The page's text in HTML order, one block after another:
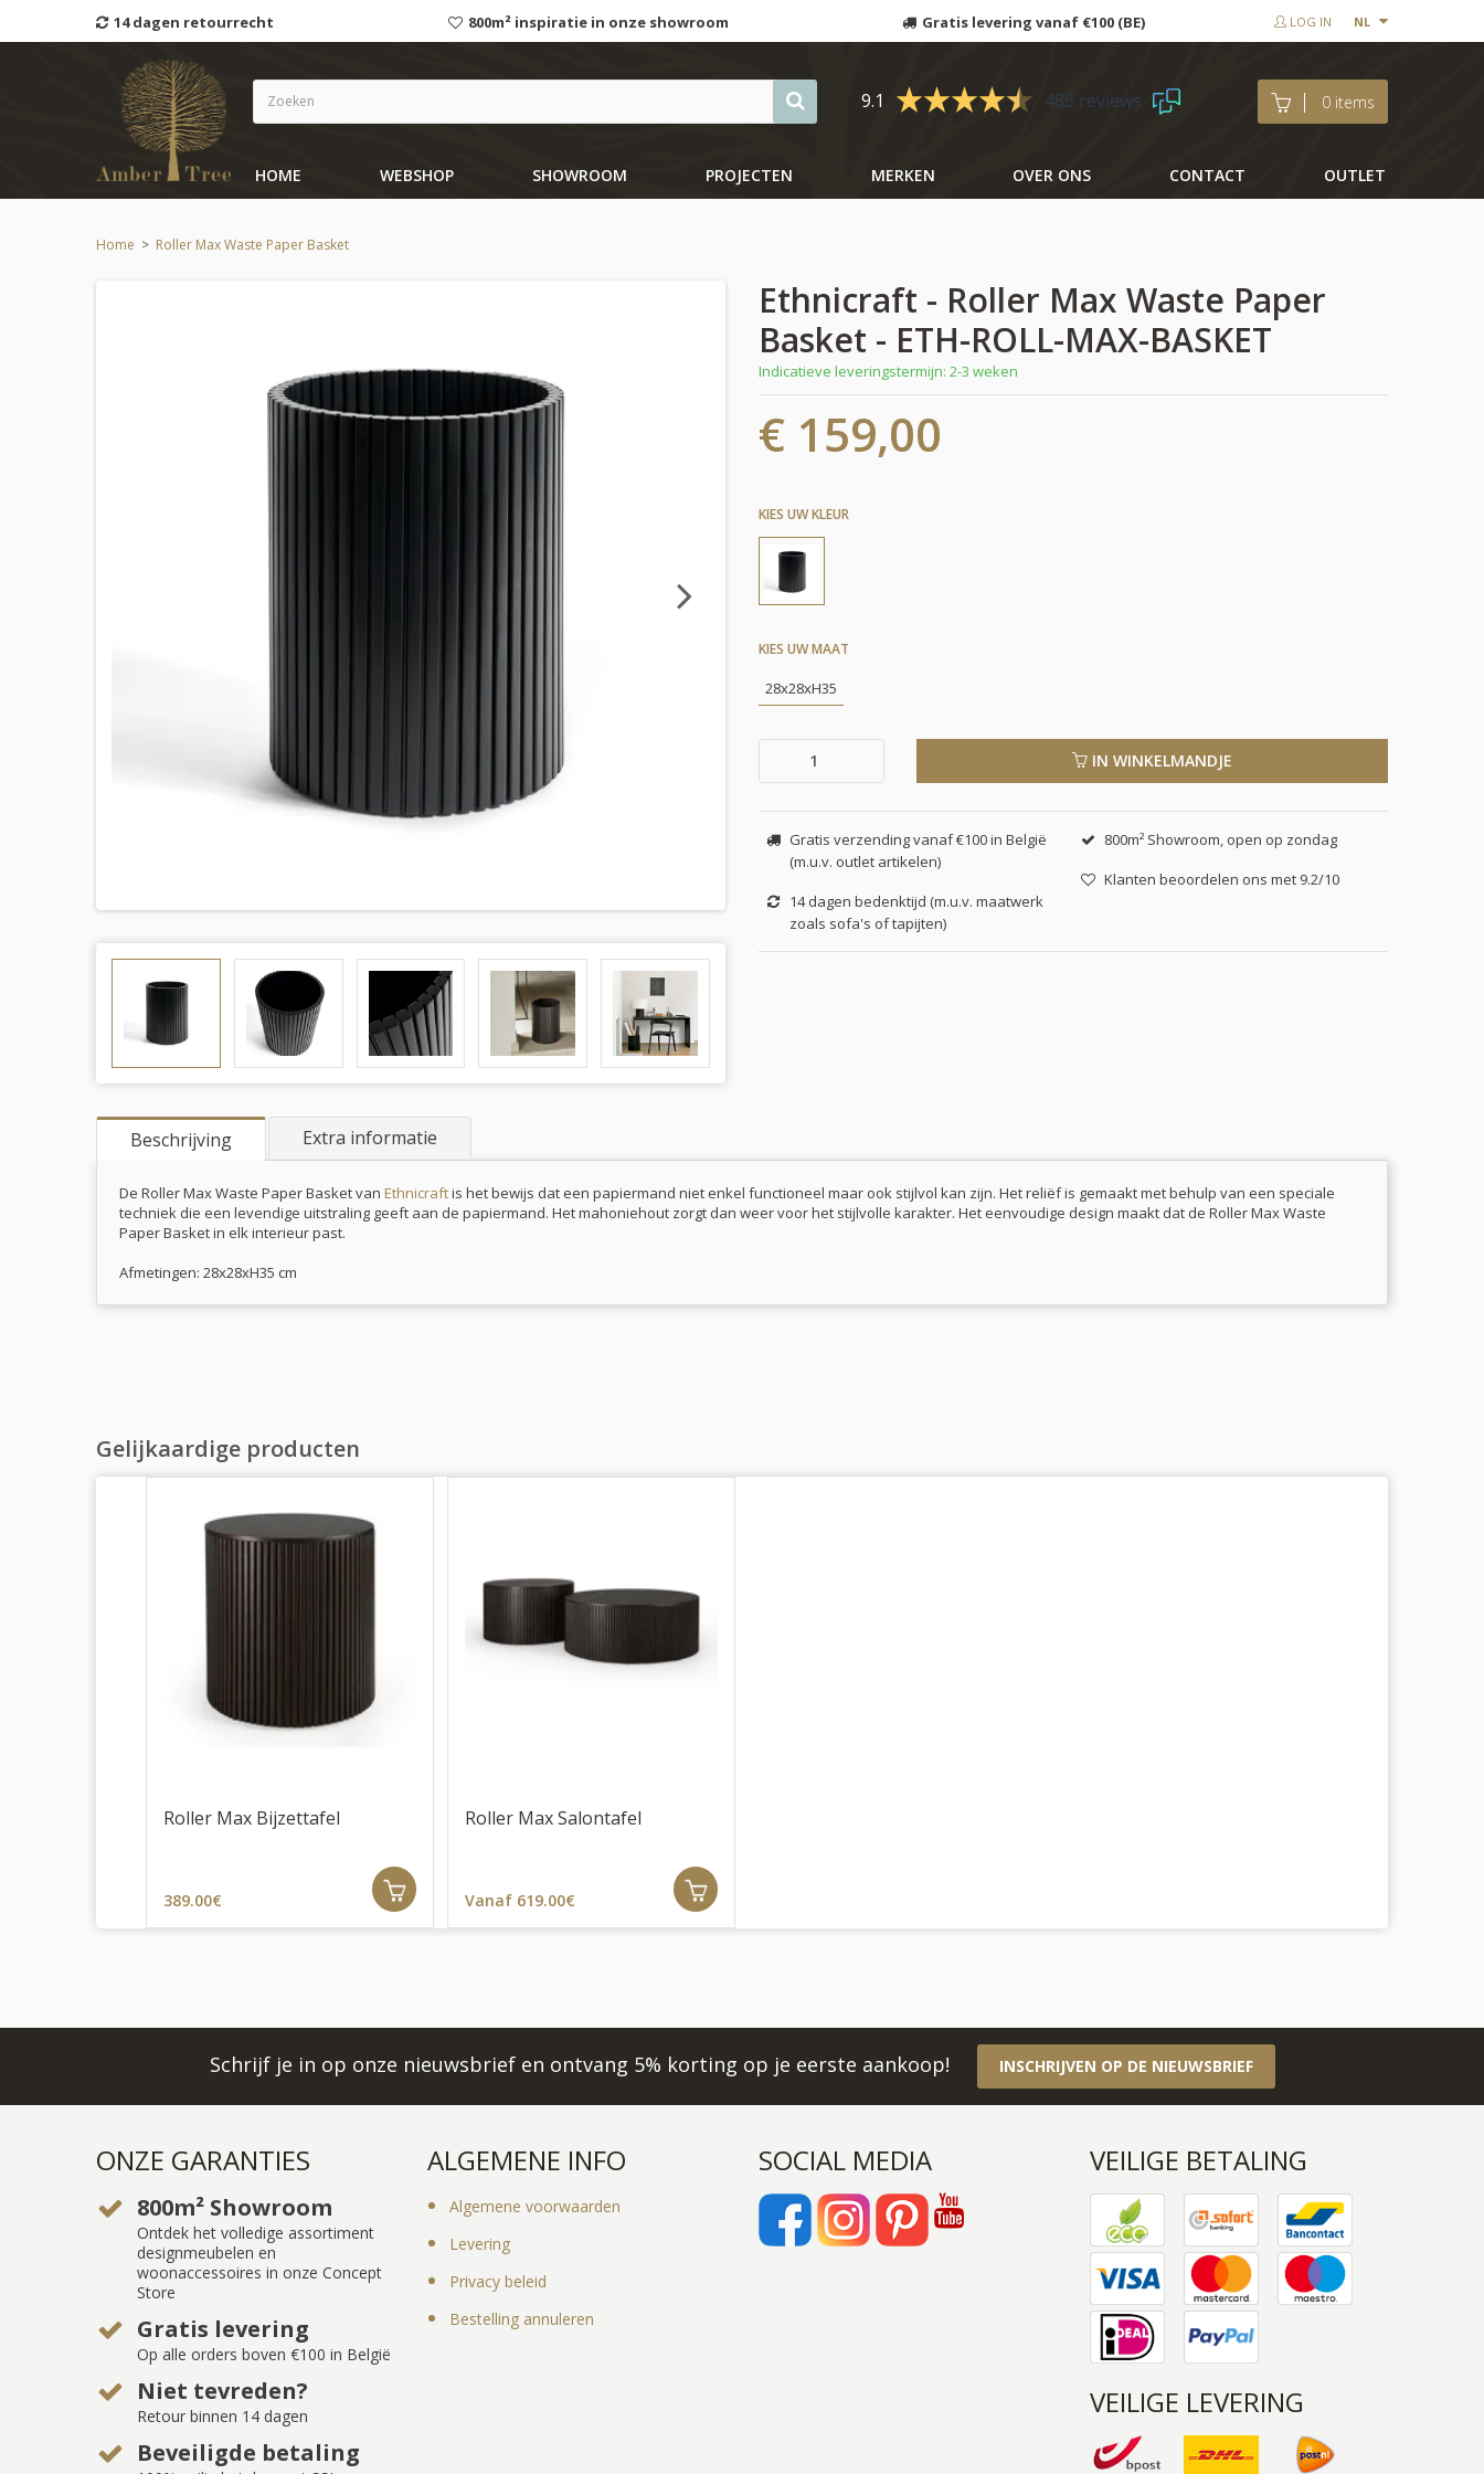
14 dagen retourrecht 800m² inspiratie in onze showroom Gratis levering vanaf €100 (BE) LOG IN NL
9.1 485 reviews 0 items
HOME WEBSHOP SHOWROOM PROJECTEN MERKEN OVER ONS CONTACT OUTLET
Home > Roller Max Waste Paper Basket
Ethnicraft - Roller Max Waste Paper
Basket - ETH-ROLL-MAX-BASKET
Indicatieve leveringstermijn: 2-3 weken
€ 159,00
KIES UW KLEUR
KIES UW MAAT
28x28xH35
IN WINKELMANDJE
Gratis verzending vanaf €100 in België
(m.u.v. outlet artikelen)
14 dagen bedenktijd (m.u.v. maatwerk
zoals sofa's of tapijten)
800m² Showroom, open op zondag
Klanten beoordelen ons met 9.2/10
Beschrijving Extra informatie
De Roller Max Waste Paper Basket van Ethnicraftis het bewijs dat een papiermand niet enkel functioneel maar ook stijlvol kan zijn. Het reliëf is gemaakt met behulp van een speciale
techniek die een levendige uitstraling geeft aan de papiermand. Het mahoniehout zorgt dan weer voor het stijlvolle karakter. Het eenvoudige design maakt dat de Roller Max Waste
Paper Basket in elk interieur past.
Afmetingen: 28x28xH35 cm
Gelijkaardige producten
Roller Max Bijzettafel
389.00€
Roller Max Salontafel
Vanaf 619.00€
Schrijf je in op onze nieuwsbrief en ontvang 5% korting op je eerste aankoop! INSCHRIJVEN OP DE NIEUWSBRIEF
ONZE GARANTIES
800m² Showroom
Ontdek het volledige assortiment
designmeubelen en
woonaccessoires in onze Concept
Store
Gratis levering
Op alle orders boven €100 in België
Niet tevreden?
Retour binnen 14 dagen
Beveiligde betaling
ALGEMENE INFO
Algemene voorwaarden
Levering
Privacy beleid
Bestelling annuleren
SOCIAL MEDIA VEILIGE BETALING
VEILIGE LEVERING